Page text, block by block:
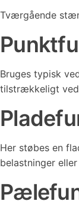
Tværgående
Bruges typisk
tilstrækkeligt ved
Her støbes en
belastninger